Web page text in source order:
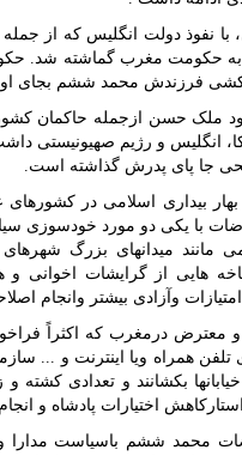
با نفوذ دولت انگلیس که از
فرزندش محمد ششم بجای
ملک حسن ازجمله حاکمان
انگلیس و رژیم صهیونیستی
جا پای پدرش گذاشته است.
بهار بیداری اسلامی در
با یکی دو مورد
مانند میدانهای بزرگ
هایی از گرایشات اخوانی و
وآزادی بیشتر وانجام
و معترض درمغرب که اکثراً
تلفن همراه ویا اینترنت و ...
اختیارات پادشاه و
محمد ششم باسیاست